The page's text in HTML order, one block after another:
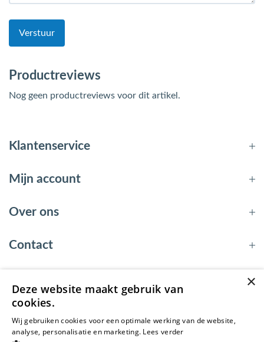
Verstuur
Productreviews
Nog geen productreviews voor dit artikel.
Klantenservice
Mijn account
Over ons
Contact
© 2026 - EnergyBy
×
Deze website maakt gebruik van
cookies.
Wij gebruiken cookies voor een optimale werking van de website,
analyse, personalisatie en marketing. Lees verder